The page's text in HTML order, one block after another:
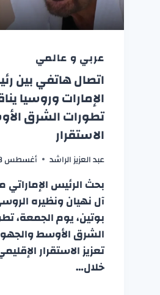
عربي و عالمي
اتصال هاتفي بين
الإمارات وروسيا
تطورات الشرق
الاستقرار
عبد العزيز الراشد أغسطس 8, 2026
بحث الرئيس الإماراتي
آل نهيان ونظيره
بوتين، يوم الجمعة،
الشرق الأوسط
تعزيز الاستقرار
خلال…